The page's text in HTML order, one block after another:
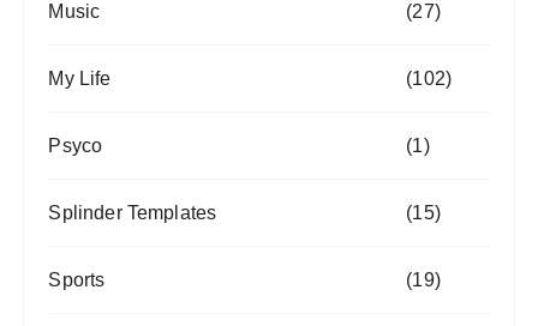
Music (27)
My Life (102)
Psyco (1)
Splinder Templates (15)
Sports (19)